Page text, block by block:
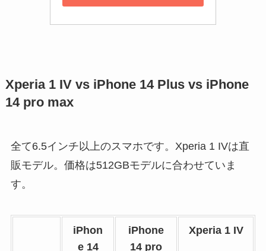
Xperia 1 IV vs iPhone 14 Plus vs iPhone
14 pro max
全て6.5インチ以上のスマホです。Xperia 1 IVは直
販モデル。価格は512GBモデルに合わせていま
す。
iPhon
e 14
iPhone
14 pro
Xperia 1 IV